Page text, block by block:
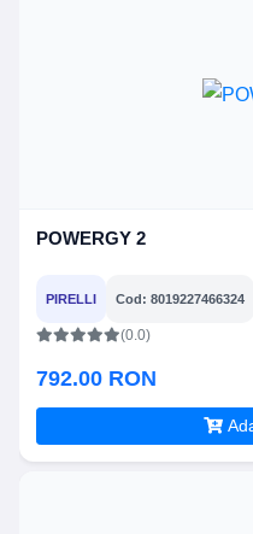
POWERGY 2
PIRELLI Cod: 8019227466324
(0.0)
792.00 RON